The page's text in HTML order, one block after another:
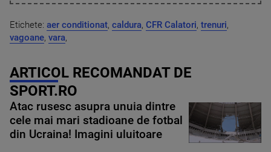
Etichete: aer conditionat, caldura, CFR Calatori, trenuri,
vagoane, vara,
ARTICOL RECOMANDAT DE
SPORT.RO
Atac rusesc asupra unuia dintre
cele mai mari stadioane de fotbal
din Ucraina! Imagini uluitoare